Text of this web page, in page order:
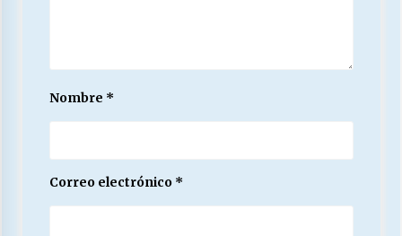
Nombre *
Correo electrónico *